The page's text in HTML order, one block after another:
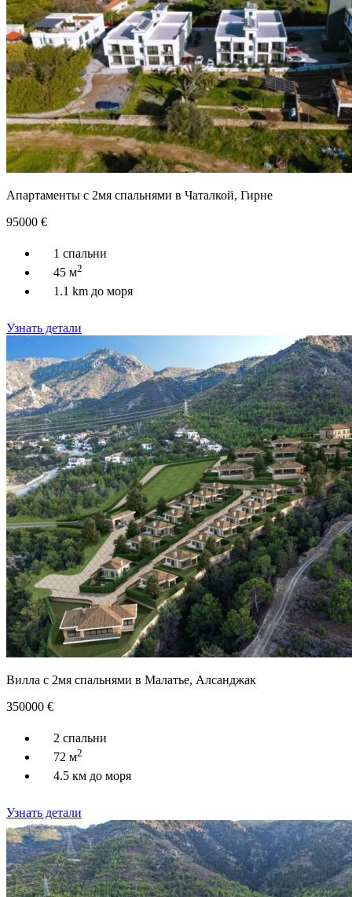
Апартаменты с 2мя спальнями в Чаталкой, Гирне
95000 €
1 спальни
45 м2
1.1 km до моря
Узнать детали
Вилла с 2мя спальнями в Малатье, Алсанджак
350000 €
2 спальни
72 м2
4.5 км до моря
Узнать детали